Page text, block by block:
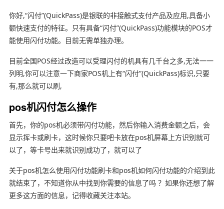
你好,“闪付”(QuickPass)是银联的非接触式支付产品及应用,具备小
额快速支付的特征。只有具备“闪付”(QuickPass)功能模块的POS才
能使用闪付功能。目前无需单独办理。
目前全国POS经过改造可以受理闪付的机具有几千台之多,无法一一
列明,你可以注意一下商家POS机上有“闪付”(QuickPass)标识,只要
有,那么就可以刷,
pos机闪付怎么操作
首先，你的pos机必须带闪付功能，然后你输入消费金额之后，会
显示挥卡或刷卡，这时候你只要吧卡放在pos机屏幕上方识别就可
以了，等卡号出来就识别成功了，就可以了
关于pos机怎么使用闪付功能刷卡和pos机如何闪付功能的介绍到此
就结束了，不知道你从中找到你需要的信息了吗 ？如果你还想了解
更多这方面的信息，记得收藏关注本站。